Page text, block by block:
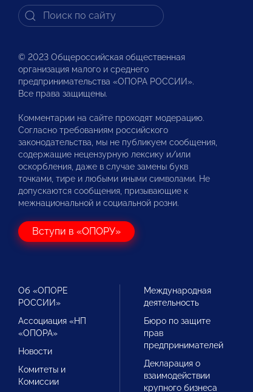
© 2023 Общероссийская общественная
организация малого и среднего
предпринимательства «ОПОРА РОССИИ».
Все права защищены.
Комментарии на сайте проходят модерацию.
Согласно требованиям российского
законодательства, мы не публикуем сообщения,
содержащие нецензурную лексику и/или
оскорбления, даже в случае замены букв
точками, тире и любыми иными символами. Не
допускаются сообщения, призывающие к
межнациональной и социальной розни.
Вступи в «ОПОРУ»
Об «ОПОРЕ
РОССИИ»
Ассоциация «НП
«ОПОРА»
Новости
Комитеты и
Комиссии
Международная
деятельность
Бюро по защите
прав
предпринимателей
Декларация о
взаимодействии
крупного бизнеса